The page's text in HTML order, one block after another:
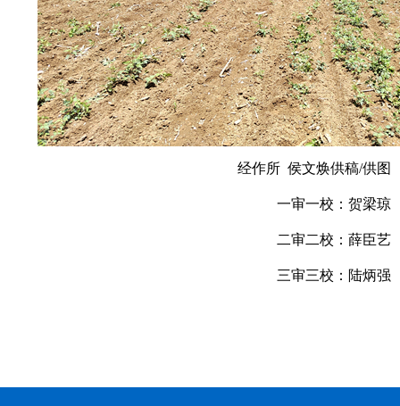
经作所 侯文焕供稿/供图
一审一校：贺梁琼
二审二校：薛臣艺
三审三校：陆炳强